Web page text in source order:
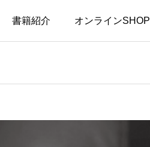
書籍紹介 オンラインSHOP